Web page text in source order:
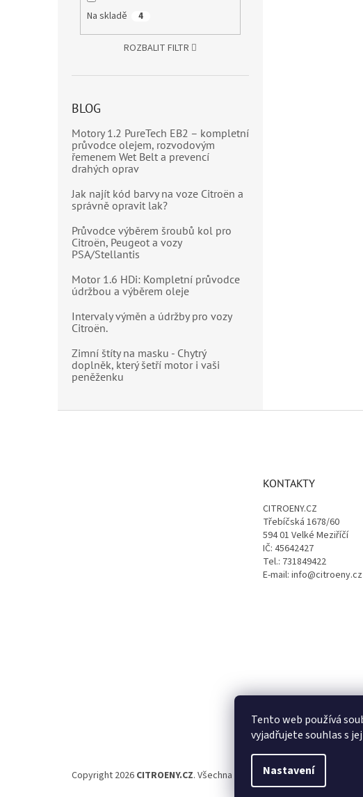
Tento web používá
vyjadřujete souhlas s
Nastavení
Na skladě 4
ROZBALIT FILTR
BLOG
Motory 1.2 PureTech EB2 – kompletní
průvodce olejem, rozvodovým
řemenem Wet Belt a prevencí
drahých oprav
Jak najít kód barvy na voze Citroën a
správně opravit lak?
Průvodce výběrem šroubů kol pro
Citroën, Peugeot a vozy
PSA/Stellantis
Motor 1.6 HDi: Kompletní průvodce
údržbou a výběrem oleje
Intervaly výměn a údržby pro vozy
Citroën.
Zimní štíty na masku - Chytrý
doplněk, který šetří motor i vaši
peněženku
KONTAKTY
CITROENY.CZ
Třebíčská 1678/60
594 01 Velké Meziříčí
IČ: 45642427
Tel.: 731849422
E-mail: info@citroeny.cz
Copyright 2026 CITROENY.CZ. Všechna práva vyhrazena.